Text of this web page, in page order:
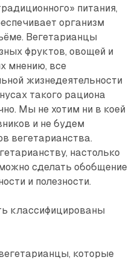
питания,
организм
Вегетарианцы
фруктов, овощей и
мнению, все
жизнедеятельности
такого рациона
Мы не хотим ни в коей
и не будем
вегетарианства.
настолько
сделать обобщение
и полезности.
классифицированы
которые